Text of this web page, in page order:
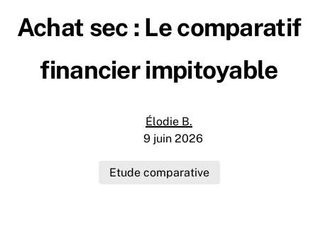
Etude comparative
Achat sec : Le comparatif
financier impitoyable
Élodie B.
9 juin 2026